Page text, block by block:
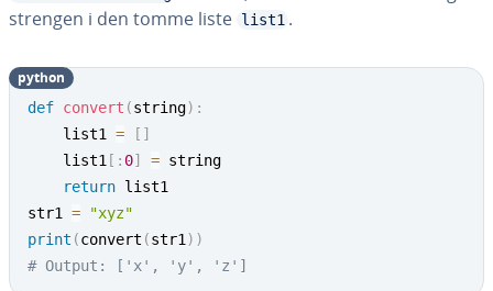
strengen i den tomme liste list1 .
def convert (string) :
    list1
= [ ]
    list1
[ : 0] = string
return list1
str1 =
"xyz"
print (convert (str1 ) )
# Output: ['x', 'y', 'z']
python